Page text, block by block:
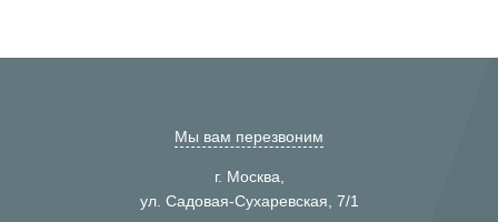
Мы вам перезвоним
г. Москва,
ул. Садовая-Сухаревская, 7/1